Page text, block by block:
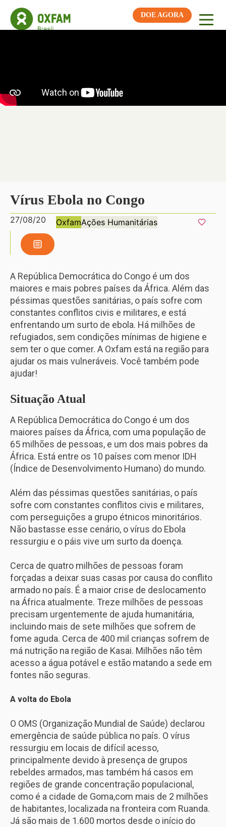
DOE AGORA
Vírus Ebola no Congo
27/08/20 OxfamAções Humanitárias
A República Democrática do Congo é um dos
maiores e mais pobres países da África. Além das
péssimas questões sanitárias, o país sofre com
constantes conflitos civis e militares, e está
enfrentando um surto de ebola. Há milhões de
refugiados, sem condições mínimas de higiene e
sem ter o que comer. A Oxfam está na região para
ajudar os mais vulneráveis. Você também pode
ajudar!
Situação Atual
A República Democrática do Congo é um dos
maiores países da África, com uma população de
65 milhões de pessoas, e um dos mais pobres da
África. Está entre os 10 países com menor IDH
(Índice de Desenvolvimento Humano) do mundo.
Além das péssimas questões sanitárias, o país
sofre com constantes conflitos civis e militares,
com perseguições a grupo étnicos minoritários.
Não bastasse esse cenário, o vírus do Ebola
ressurgiu e o páis vive um surto da doença.
Cerca de quatro milhões de pessoas foram
forçadas a deixar suas casas por causa do conflito
armado no país. É a maior crise de deslocamento
na África atualmente. Treze milhões de pessoas
precisam urgentemente de ajuda humanitária,
incluindo mais de sete milhões que sofrem de
fome aguda. Cerca de 400 mil crianças sofrem de
má nutrição na região de Kasai. Milhões não têm
acesso a água potável e estão matando a sede em
fontes não seguras.
A volta do Ebola
O OMS (Organização Mundial de Saúde) declarou
emergência de saúde pública no país. O vírus
ressurgiu em locais de difícil acesso,
principalmente devido à presença de grupos
rebeldes armados, mas também há casos em
regiões de grande concentração populacional,
como é a cidade de Goma,com mais de 2 milhões
de habitantes, localizada na fronteira com Ruanda.
Já são mais de 1.600 mortos desde o início do